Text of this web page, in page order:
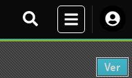
Ver